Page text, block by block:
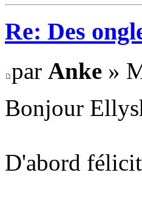
Re: Des
par Anke »
Bonjour
D'abord